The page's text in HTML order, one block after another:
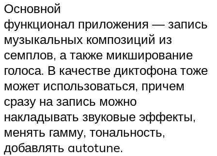
Основной
функционал приложения — запись
музыкальных композиций из
семплов, а также микширование
голоса. В качестве диктофона тоже
может использоваться, причем
сразу на запись можно
накладывать звуковые эффекты,
менять гамму, тональность,
добавлять autotune.